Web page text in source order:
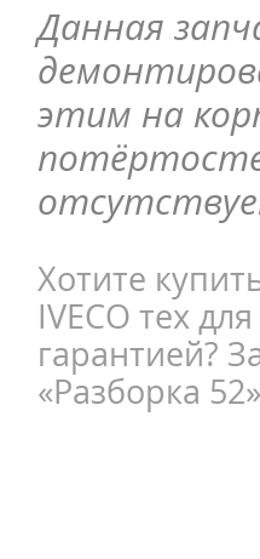
Данная
этим на
Хотите
IVECO тех
гарантией?
«Разборка